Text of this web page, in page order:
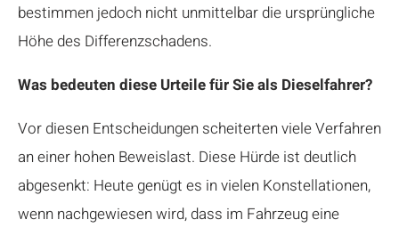
bestimmen jedoch nicht unmittelbar die ursprüngliche
Höhe des Differenzschadens.
Was bedeuten diese Urteile für Sie als Dieselfahrer?
Vor diesen Entscheidungen scheiterten viele Verfahren
an einer hohen Beweislast. Diese Hürde ist deutlich
abgesenkt: Heute genügt es in vielen Konstellationen,
wenn nachgewiesen wird, dass im Fahrzeug eine